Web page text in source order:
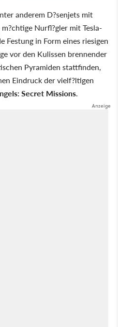
anderem D?senjets mit
Nurfl?gler mit Tesla-
Festung in Form eines riesigen
vor den Kulissen brennender
Pyramiden stattfinden,
Eindruck der vielf?ltigen
Secret Missions.